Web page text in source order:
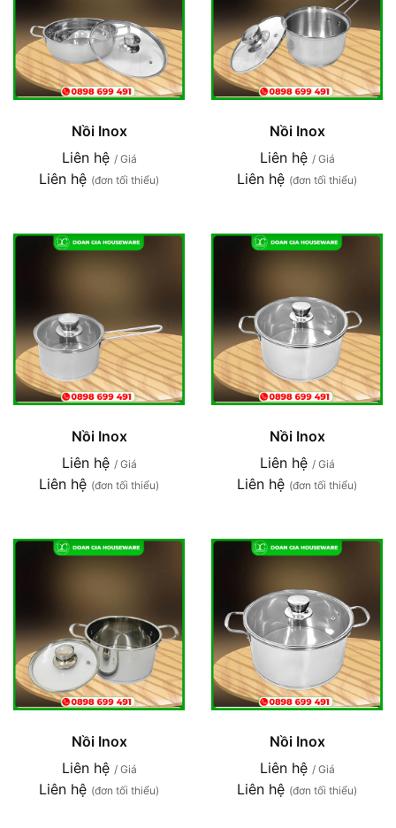
Nồi Inox
Liên hệ / Giá
Liên hệ (đơn tối thiểu)
Nồi Inox
Liên hệ / Giá
Liên hệ (đơn tối thiểu)
Nồi Inox
Liên hệ / Giá
Liên hệ (đơn tối thiểu)
Nồi Inox
Liên hệ / Giá
Liên hệ (đơn tối thiểu)
Nồi Inox
Liên hệ / Giá
Liên hệ (đơn tối thiểu)
Nồi Inox
Liên hệ / Giá
Liên hệ (đơn tối thiểu)